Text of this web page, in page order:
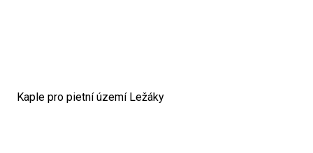
Kaple pro pietní území Ležáky